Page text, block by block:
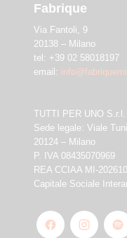
Fabrique
Via Fantoli, 9
20138 – Milano
tel: +39 02 58018197
email:
TUTTI PER UNO S.r.l.
Sede legale: Viale
20124 – Milano
P. IVA 08435070969
REA CCIAA MI-
Capitale Sociale